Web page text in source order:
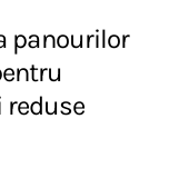
panourilor